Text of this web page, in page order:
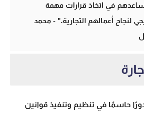
في اتخاذ قرارات مهمة
لنجاح أعمالهم التجارية." - محمد
دورًا حاسمًا في تنظيم وتنفيذ قوانين